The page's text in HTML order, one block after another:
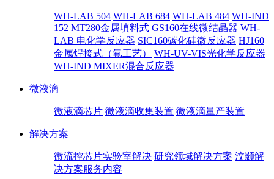
WH-LAB 504 WH-LAB 684 WH-LAB 484 WH-IND
152 MT280金属填料式 GS160在线微结晶器 WH-
LAB 电化学反应器 SIC160碳化硅微反应器 HJ160
金属焊接式（氟工艺）
WH-UV-VIS光化学反应器
WH-IND MIXER混合反应器
微液滴
微液滴芯片 微液滴收集装置 微液滴量产装置
解决方案
微流控芯片实验室解决 研究领域解决方案 汶颢解
决方案服务内容